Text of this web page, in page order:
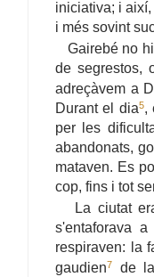
iniciativa; i
i més sovint
Gairebé no hi
de segrestos,
adreçàvem a
Durant el dia5,
per les
abandonats,
mataven. Es
cop, fins i tot
La ciutat
s'entaforava
respiraven: la
gaudien7
de